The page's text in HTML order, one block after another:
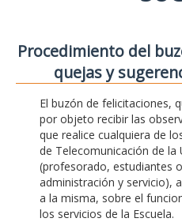
Procedimiento del
quejas y
El buzón de felicitaciones,
por objeto recibir las
que realice cualquiera de
de Telecomunicación de la
(profesorado, estudiantes
administración y servicio),
a la misma, sobre el
los servicios de la Escuela.